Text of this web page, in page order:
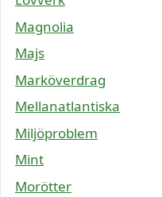
Magnolia
Majs
Marköverdrag
Mellanatlantiska
Miljöproblem
Mint
Morötter